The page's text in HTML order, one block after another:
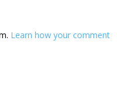
Learn how your comment